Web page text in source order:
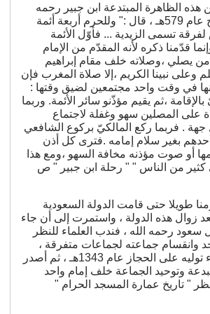
هذه الظاهرة المبتدعة ابن جبير رحمه
الله في رحلته للحج عام 579هـ ، قال :" وللحرم أربعة أئمة
تسمى الزيدية ... فأوّل الأئمة
قدّمنا ذكره لأنه المقدّم من الإمام
من يصلي ،وصلاته خلف مقام إبراهيم
وعلى نبينا الكريم ،إلا صلاة المغرب فإن
في وقت واحد مجتمعين لضيق وقتها :
،ثم يقيم مؤذّنو سائر الأئمة. وربما
على المصلين سهو وغفلة لاجتماع
جهة . فربما ركع المالكيّ بركوع الشافعي
بغير سلام إمامه .فترى كل أذن
أو صوت مؤذنه مخافة السهو ،ومع هذا
من الناس " " رحلة ابن جبير " ص
طويلا حتى قامت الدولة السعودية
زوال هذه الدولة ، واستمرت إلى أن جاء
سعود رحمه الله ، فندب العلماء للنظر
وانقسام جماعته لجماعات متفرقة ،
وكان ذلك من ابتداء توليه على الحجاز عام 1343هـ ، ثم أصدر
وتوحيد الجماعة خلف إمام واحد
" تاريخ عمارة المسجد الحرام "